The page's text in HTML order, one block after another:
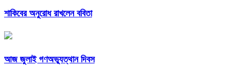
শাকিবের অনুরোধ রাখলেন ববিতা
আজ জুলাই গণঅভ্যুত্থান দিবস